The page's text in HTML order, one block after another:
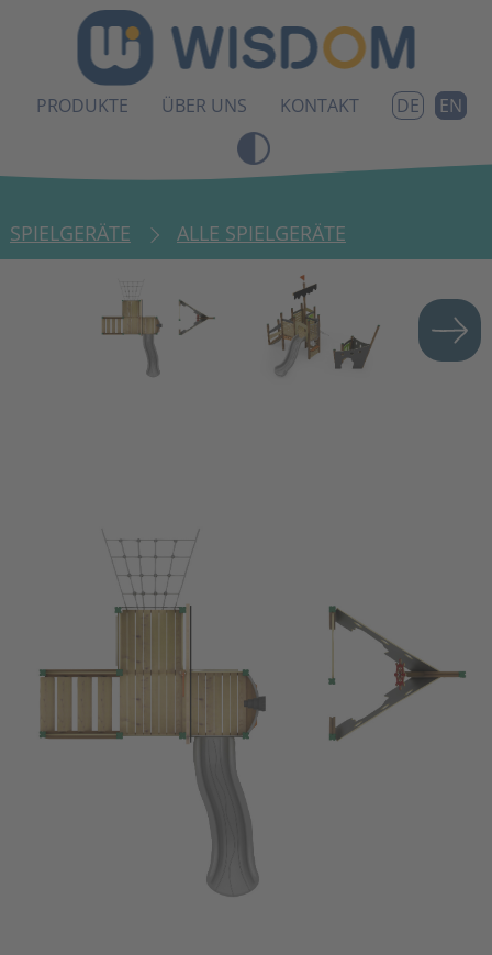
PRODUKTE ÜBER UNS KONTAKT DE EN
SPIELGERÄTE ALLE SPIELGERÄTE